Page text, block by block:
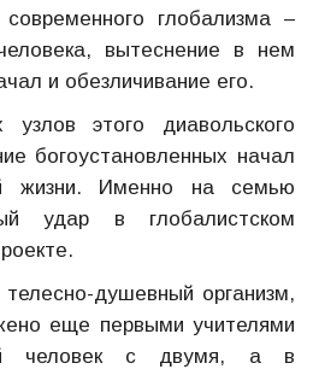
глобализма –
вытеснение в нем
и обезличивание его.
этого диавольского
богоустановленных начал
жизни. Именно на семью
удар в глобалистском
душевный организм,
еще первыми учителями
человек с двумя, а в